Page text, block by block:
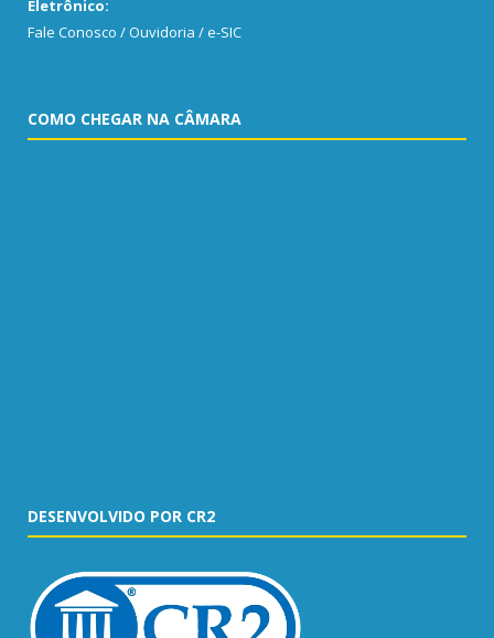
Eletrônico:
Fale Conosco / Ouvidoria / e-SIC
COMO CHEGAR NA CÂMARA
DESENVOLVIDO POR CR2